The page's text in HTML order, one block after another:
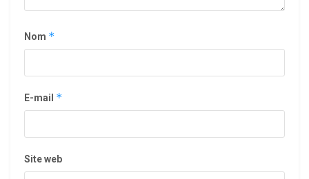
Nom *
E-mail *
Site web